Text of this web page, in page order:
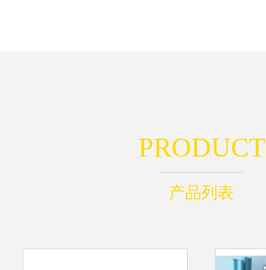
PRODUCT
产品列表